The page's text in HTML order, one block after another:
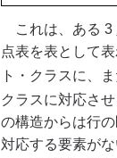
これは、ある 3
点表を表として
ト・クラスに、ま
クラスに対応さ
の構造からは行
対応する要素が